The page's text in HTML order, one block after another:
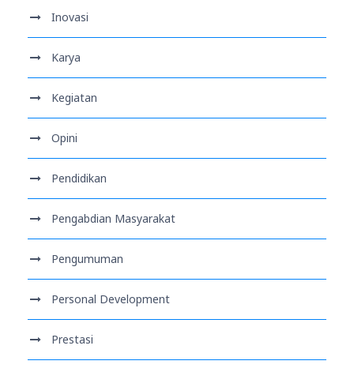
Inovasi
Karya
Kegiatan
Opini
Pendidikan
Pengabdian Masyarakat
Pengumuman
Personal Development
Prestasi